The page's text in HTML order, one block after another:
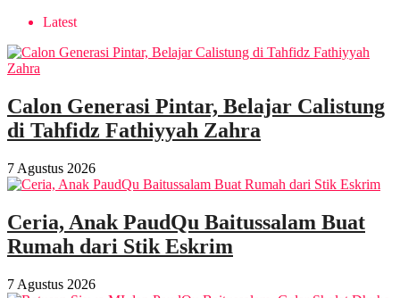
Latest
Calon Generasi Pintar, Belajar Calistung
di Tahfidz Fathiyyah Zahra
7 Agustus 2026
Ceria, Anak PaudQu Baitussalam Buat
Rumah dari Stik Eskrim
7 Agustus 2026